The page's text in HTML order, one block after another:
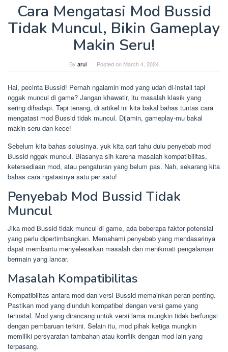
Cara Mengatasi Mod Bussid
Tidak Muncul, Bikin Gameplay
Makin Seru!
By arul Posted on March 4, 2024
Hai, pecinta Bussid! Pernah ngalamin mod yang udah di-install tapi
nggak muncul di game? Jangan khawatir, itu masalah klasik yang
sering dihadapi. Tapi tenang, di artikel ini kita bakal bahas tuntas cara
mengatasi mod Bussid tidak muncul. Dijamin, gameplay-mu bakal
makin seru dan kece!
Sebelum kita bahas solusinya, yuk kita cari tahu dulu penyebab mod
Bussid nggak muncul. Biasanya sih karena masalah kompatibilitas,
ketersediaan mod, atau pengaturan yang belum pas. Nah, sekarang kita
bahas cara ngatasinya satu per satu!
Penyebab Mod Bussid Tidak
Muncul
Jika mod Bussid tidak muncul di game, ada beberapa faktor potensial
yang perlu dipertimbangkan. Memahami penyebab yang mendasarinya
dapat membantu menyelesaikan masalah dan menikmati pengalaman
bermain yang lancar.
Masalah Kompatibilitas
Kompatibilitas antara mod dan versi Bussid memainkan peran penting.
Pastikan mod yang diunduh kompatibel dengan versi game yang
terinstal. Mod yang dirancang untuk versi lama mungkin tidak berfungsi
dengan pembaruan terkini. Selain itu, mod pihak ketiga mungkin
memiliki persyaratan tambahan atau konflik dengan mod lain yang
terpasang.